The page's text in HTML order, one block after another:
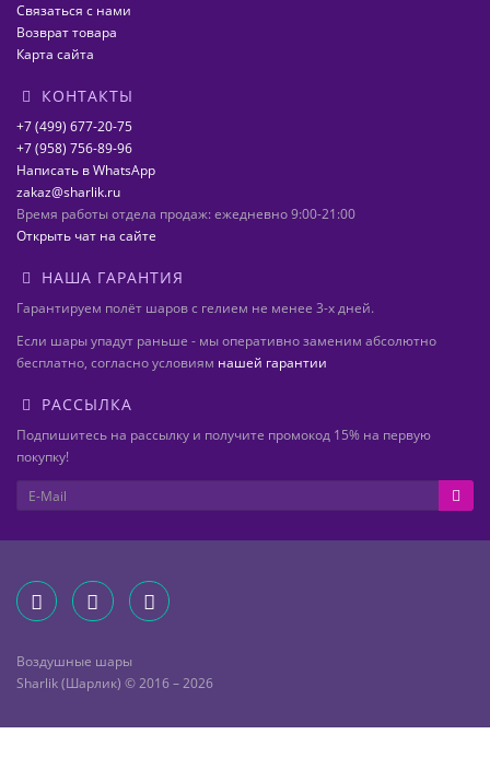
Связаться с нами
Возврат товара
Карта сайта
КОНТАКТЫ
+7 (499) 677-20-75
+7 (958) 756-89-96
Написать в WhatsApp
zakaz@sharlik.ru
Время работы отдела продаж: ежедневно 9:00-21:00
Открыть чат на сайте
НАША ГАРАНТИЯ
Гарантируем полёт шаров с гелием не менее 3-х дней.
Если шары упадут раньше - мы оперативно заменим абсолютно
бесплатно, согласно условиям нашей гарантии
РАССЫЛКА
Подпишитесь на рассылку и получите промокод 15% на первую
покупку!
Воздушные шары
Sharlik (Шарлик) © 2016 – 2026